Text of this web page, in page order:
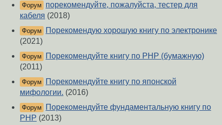
Форум
порекомендуйте, пожалуйста, тестер для
кабеля (2018)
Форум
Порекомендую хорошую книгу по электронике
(2021)
Форум
Порекомендуйте книгу по PHP (бумажную)
(2011)
Форум
Порекомендуйте книгу по японской
мифологии. (2016)
Форум
Порекомендуйте фундаментальную книгу по
PHP (2013)